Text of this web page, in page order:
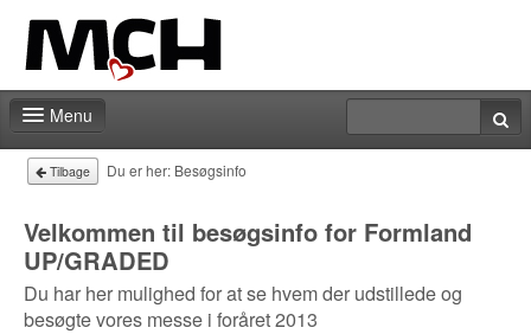
Menu
Messeshoppen
Praktiske informationer
Kontakt
Tilbage Du er her: Besøgsinfo
Velkommen til besøgsinfo for Formland
UP/GRADED
Du har her mulighed for at se hvem der udstillede og
besøgte vores messe i foråret 2013